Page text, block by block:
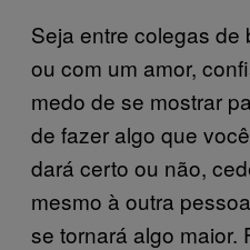
Seja entre colegas de
ou com um amor,
medo de se mostrar
de fazer algo que
dará certo ou não,
mesmo à outra
se tornará algo maior.